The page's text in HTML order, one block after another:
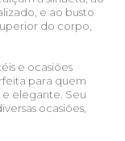
e ao busto
do corpo,
e ocasiões
para quem
elegante. Seu
ocasiões,